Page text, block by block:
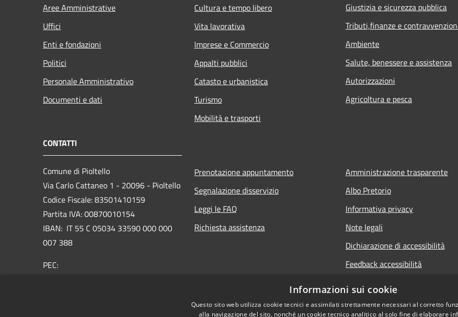
Aree Amministrative
Uffici
Enti e fondazioni
Politici
Personale Amministrativo
Documenti e dati
Cultura e tempo libero
Vita lavorativa
Imprese e Commercio
Appalti pubblici
Catasto e urbanistica
Turismo
Mobilità e trasporti
Giustizia e sicurezza pubblica
Tributi,finanze e
Ambiente
Salute, benessere e assistenza
Autorizzazioni
Agricoltura e pesca
CONTATTI
Comune di Pioltello
Via Carlo Cattaneo 1 - 20096 - Pioltello
Codice Fiscale: 83501410159
Partita IVA: 00870010154
IBAN: IT 55 C 05034 33590 000 000
007 388
PEC:
Prenotazione appuntamento
Segnalazione disservizio
Leggi le FAQ
Richiesta assistenza
Amministrazione trasparente
Albo Pretorio
Informativa privacy
Note legali
Dichiarazione di accessibilità
Feedback accessibilità
personali
Informazioni sui cookie
Questo sito web utilizza cookie tecnici e assimilati strettamente necessari al corretto
alla navigazione del sito, nonché un cookie tecnico analitico al solo fine di elaborare